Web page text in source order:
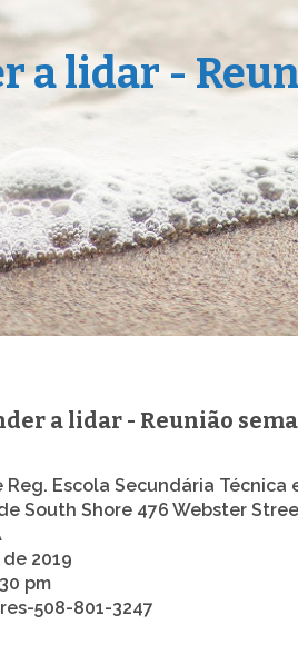
a lidar -
a lidar - Reunião
Reg. Escola Secundária Técnica
South Shore 476 Webster
2019
pm
508-801-3247